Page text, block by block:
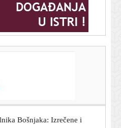
Grke: Evo što pišu